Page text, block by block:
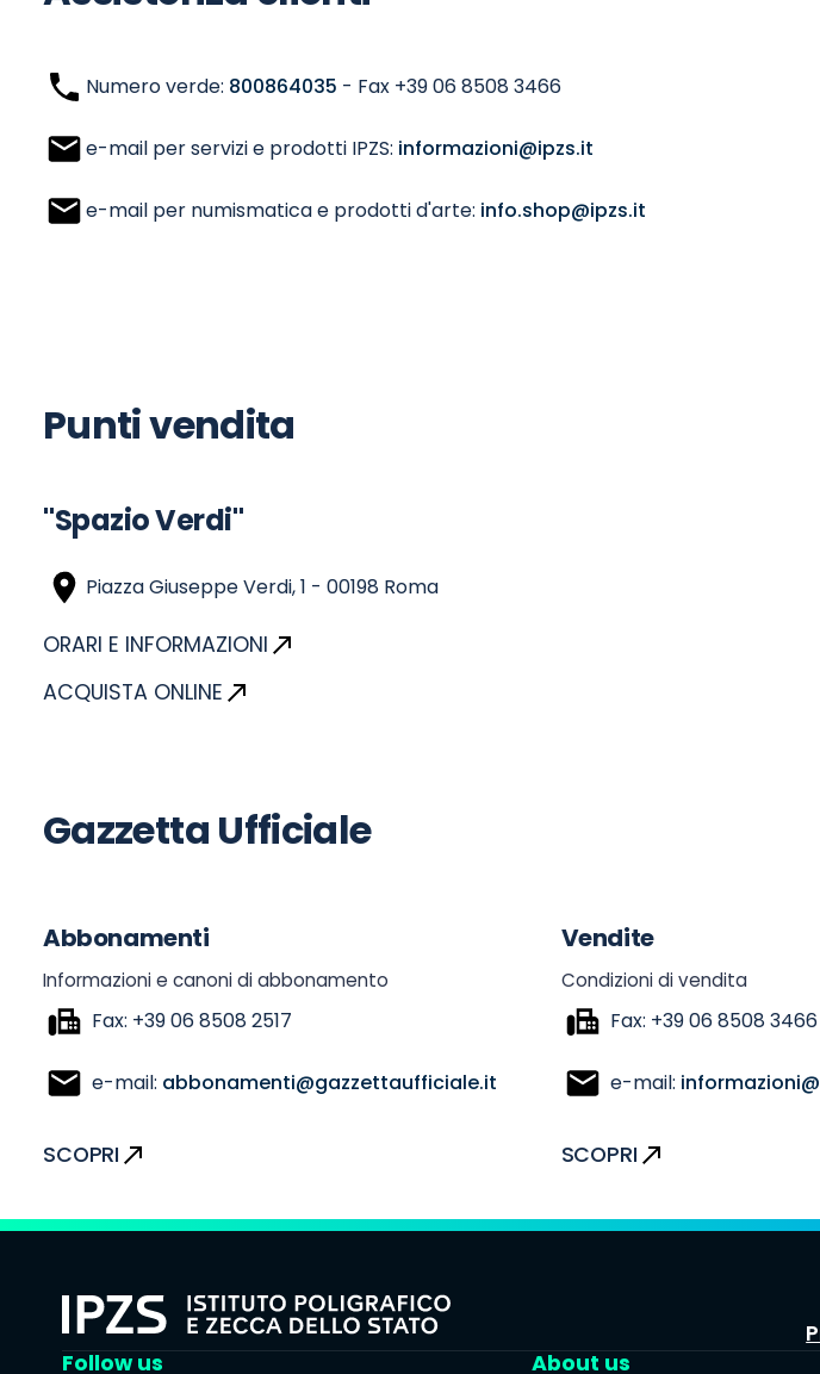
Numero verde: 800864035 - Fax +39 06 8508 3466
e-mail per servizi e prodotti IPZS: informazioni@ipzs.it
e-mail per numismatica e prodotti d'arte: info.shop@ipzs.it
Punti vendita
"Spazio Verdi"
Piazza Giuseppe Verdi, 1 - 00198 Roma
ORARI E INFORMAZIONI
ACQUISTA ONLINE
Gazzetta Ufficiale
Abbonamenti
Informazioni e canoni di abbonamento
Fax: +39 06 8508 2517
e-mail: abbonamenti@gazzettaufficiale.it
SCOPRI
Vendite
Condizioni di vendita
Fax: +39 06 8508 3466
e-mail:
SCOPRI
Follow us
About us